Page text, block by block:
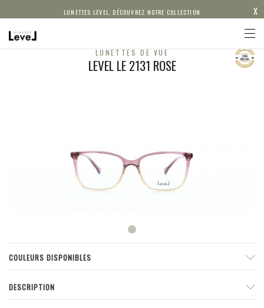
LUNETTES LEVEL, DÉCOUVREZ NOTRE COLLECTION X
LUNETTES DE VUE
LEVEL LE 2131 ROSE
COULEURS DISPONIBLES
DESCRIPTION